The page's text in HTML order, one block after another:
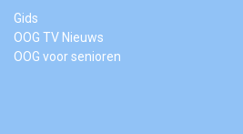
Gids
OOG TV Nieuws
OOG voor senioren